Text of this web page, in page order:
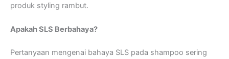
produk styling rambut.
Apakah SLS Berbahaya?
Pertanyaan mengenai bahaya SLS pada shampoo sering